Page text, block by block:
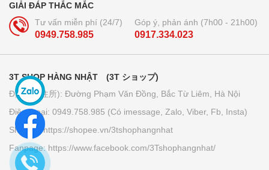
160.000₫
Giấy thấm dầu Kose softymo - Nhật
Bản
70.000₫
GIẢI ĐÁP THẮC MẮC
Tư vấn miễn phí (24/7)
0949.758.985
Góp ý, phản ánh (7h00 - 21h00)
0917.334.023
3T SHOP HÀNG NHẬT (3T ショップ)
Địa chỉ (住所): Đường Phạm Văn Đồng, Bắc Từ Liêm, Hà Nội
Điện thoại: 0949.758.985 (Có imessage, Zalo, Viber, Fb, Insta)
Shopee: https://shopee.vn/3tshophangnhat
Fanpage: https://www.facebook.com/3Tshophangnhat/